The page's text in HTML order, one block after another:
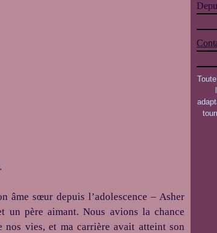
âme sœur depuis l’adolescence – Asher
père aimant. Nous avions la chance
vies, et ma carrière avait atteint son